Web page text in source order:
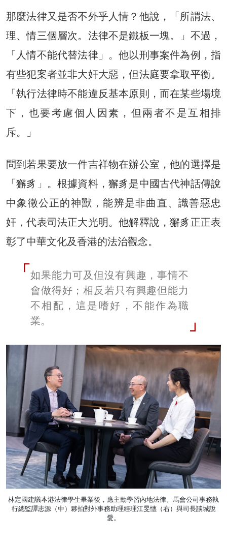
那麼法律又是否不外乎人情？他說，「所謂法、
理、情三個層次。法律不是鐵板一塊。」不過，
「人情不能代替法律」。他以刑事案件為例，指
有些犯案者並非大奸大惡，但法庭要拿取平衡。
「執行法律時不能違反基本原則，而在某些場境
下，也要考慮個人因素，但兩者不是互相排
斥。」
問到若果要放一件吉祥物在辦公室，他的選擇是
「獬豸」。根據資料，獬豸是中國古代神話傳說
中象徵公正的神獸，能辨是非曲直、識善惡忠
奸，代表司法正大光明。他解釋說，獬豸正正表
彰了中華文化及香港的法治觀念。
如果能力可及但沒有興趣，事情不
會做得好；相反若只有興趣但能力
不相配，這是嗜好，不能作為職
業。
林定國建議本港法律學生畢業後，應主動學習內地法律。馬會公司事務執
行總監譚志源（中）夥拍對外事務助理經理江旻憓（右）與司長談城說
愛。